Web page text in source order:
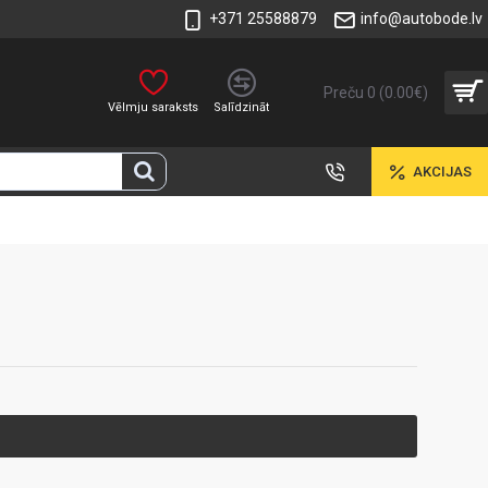
+371 25588879 info@autobode.lv
Vēlmju saraksts Salīdzināt
Preču 0 (0.00€)
AKCIJAS